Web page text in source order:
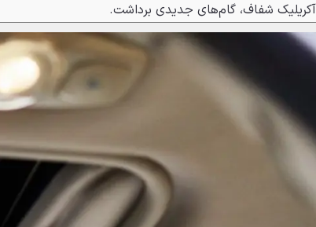
شفاف، گام‌های جدیدی برداشت.